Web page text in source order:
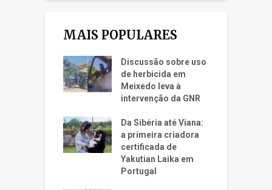
MAIS POPULARES
Discussão sobre uso
de herbicida em
Meixedo leva à
intervenção da GNR
Da Sibéria até Viana:
a primeira criadora
certificada de
Yakutian Laika em
Portugal